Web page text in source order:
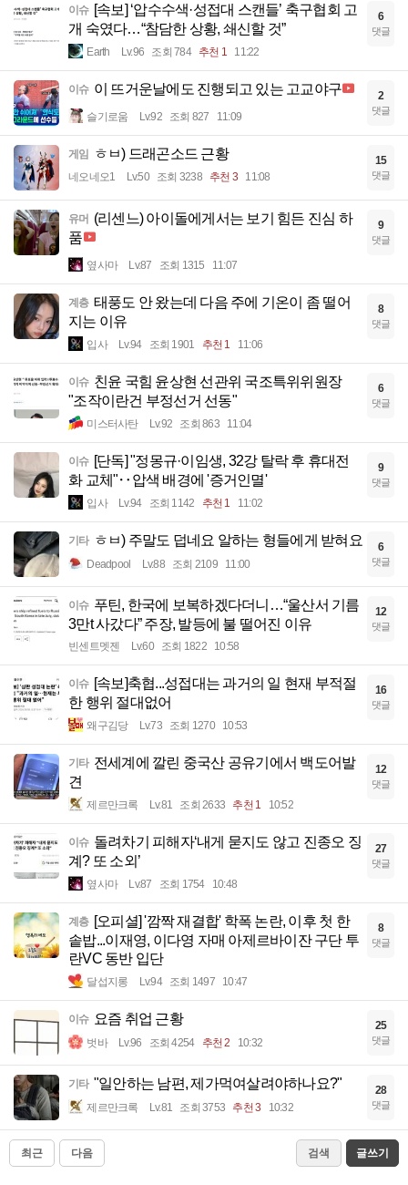
이슈 [속보] ‘압수수색·성접대 스캔들’ 축구협회 고
개 숙였다…“참담한 상황, 쇄신할 것”
Earth Lv.96 조회 784 추천 1 11:22
6
댓글
이슈 이 뜨거운날에도 진행되고 있는 고교야구
슬기로움 Lv.92 조회 827 11:09
2
댓글
게임 ㅎㅂ) 드래곤소드 근황
네오네오1 Lv.50 조회 3238 추천 3 11:08
15
댓글
유머 (리센느) 아이돌에게서는 보기 힘든 진심 하
품
옆사마 Lv.87 조회 1315 11:07
9
댓글
계층 태풍도 안 왔는데 다음 주에 기온이 좀 떨어
지는 이유
입사 Lv.94 조회 1901 추천 1 11:06
8
댓글
이슈 친윤 국힘 윤상현 선관위 국조특위위원장
"조작이란건 부정선거 선동"
미스터사탄 Lv.92 조회 863 11:04
6
댓글
이슈 [단독] "정몽규·이임생, 32강 탈락 후 휴대전
화 교체"‥압색 배경에 '증거인멸'
입사 Lv.94 조회 1142 추천 1 11:02
9
댓글
기타 ㅎㅂ) 주말도 덥네요 알하는 형들에게 받혀요
Deadpool Lv.88 조회 2109 11:00
6
댓글
이슈 푸틴, 한국에 보복하겠다더니…“울산서 기름
3만t 사갔다” 주장, 발등에 불 떨어진 이유
빈센트멧젠 Lv.60 조회 1822 10:58
12
댓글
이슈 [속보]축협...성접대는 과거의 일 현재 부적절
한 행위 절대없어
왜구김당 Lv.73 조회 1270 10:53
16
댓글
기타 전세계에 깔린 중국산 공유기에서 백도어발
견
제르만크록 Lv.81 조회 2633 추천 1 10:52
12
댓글
이슈 돌려차기 피해자‘내게 묻지도 않고 진종오 징
계? 또 소외’
옆사마 Lv.87 조회 1754 10:48
27
댓글
계층 [오피셜] '깜짝 재결합' 학폭 논란, 이후 첫 한
솥밥...이재영, 이다영 자매 아제르바이잔 구단 투
란VC 동반 입단
달섭지롱 Lv.94 조회 1497 10:47
8
댓글
이슈 요즘 취업 근황
벗바 Lv.96 조회 4254 추천 2 10:32
25
댓글
기타 "일안하는 남편, 제가먹여살려야하나요?"
제르만크록 Lv.81 조회 3753 추천 3 10:32
28
댓글
최근 다음 검색 글쓰기